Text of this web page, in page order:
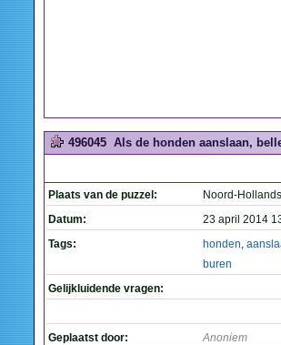
496045 Als de honden aanslaan,
Plaats van de puzzel:
Noord-
Datum:
23 april 2014
Tags:
honden,
buren
Gelijkluidende vragen:
Geplaatst door: Anoniem